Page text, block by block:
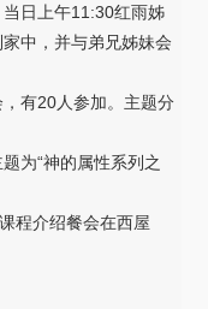
日上午11:30红雨姊
中，并与弟兄姊妹会
有20人参加。主题分
为“神的属性系列之
程介绍餐会在西屋